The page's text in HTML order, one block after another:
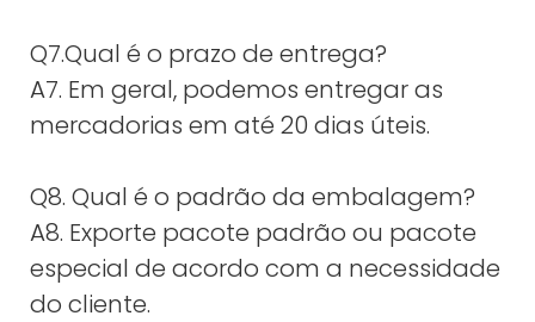
Q7.Qual é o prazo de entrega?
A7. Em geral, podemos entregar as
mercadorias em até 20 dias úteis.
Q8. Qual é o padrão da embalagem?
A8. Exporte pacote padrão ou pacote
especial de acordo com a necessidade
do cliente.